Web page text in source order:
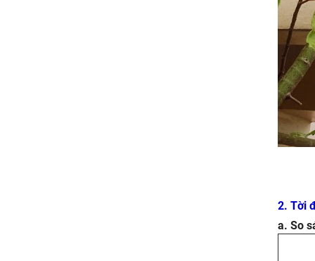
2. Tời
a. So